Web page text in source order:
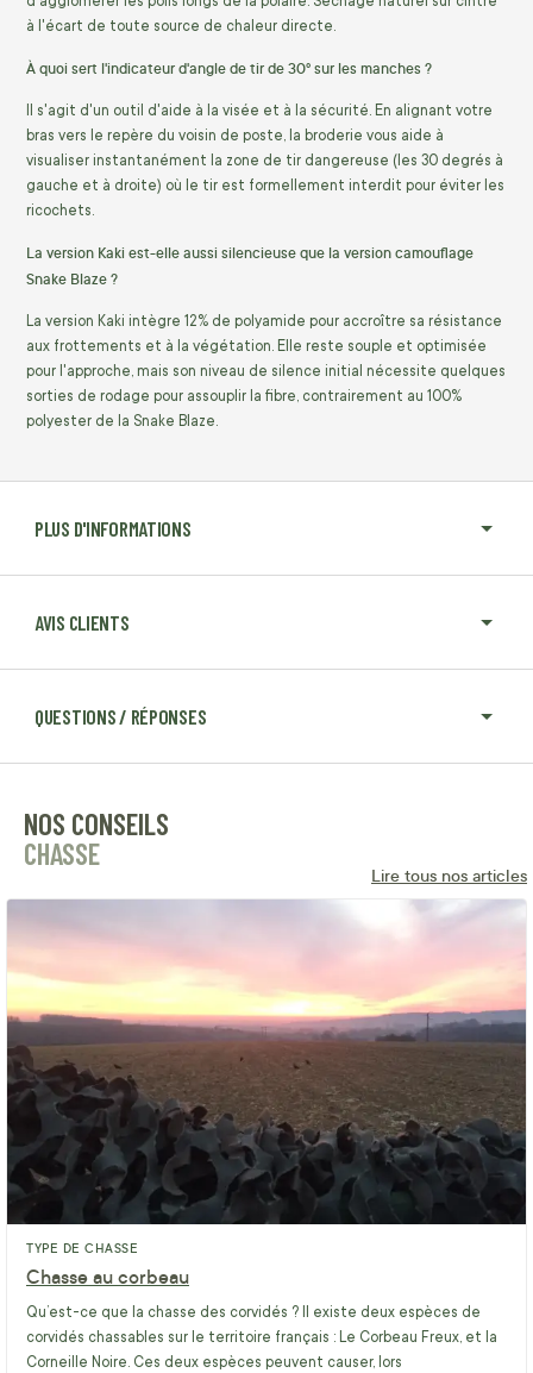
PLUS D'INFORMATIONS
AVIS CLIENTS
QUESTIONS / RÉPONSES
à l'écart de toute source de chaleur directe.
À quoi sert l'indicateur d'angle de tir de 30° sur les manches ?
Il s'agit d'un outil d'aide à la visée et à la sécurité. En alignant votre
bras vers le repère du voisin de poste, la broderie vous aide à
visualiser instantanément la zone de tir dangereuse (les 30 degrés à
gauche et à droite) où le tir est formellement interdit pour éviter les
ricochets.
La version Kaki est-elle aussi silencieuse que la version camouflage
Snake Blaze ?
La version Kaki intègre 12% de polyamide pour accroître sa résistance
aux frottements et à la végétation. Elle reste souple et optimisée
pour l'approche, mais son niveau de silence initial nécessite quelques
sorties de rodage pour assouplir la fibre, contrairement au 100%
polyester de la Snake Blaze.
NOS CONSEILS
CHASSE
Lire tous nos articles
TYPE DE CHASSE
Chasse au corbeau
Qu’est-ce que la chasse des corvidés ? Il existe deux espèces de
corvidés chassables sur le territoire français : Le Corbeau Freux, et la
Corneille Noire. Ces deux espèces peuvent causer, lors